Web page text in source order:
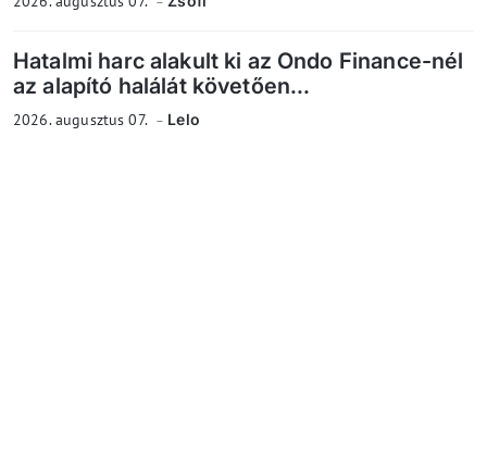
Hatalmi harc alakult ki az Ondo Finance-nél
az alapító halálát követően...
2026. augusztus 07. Lelo